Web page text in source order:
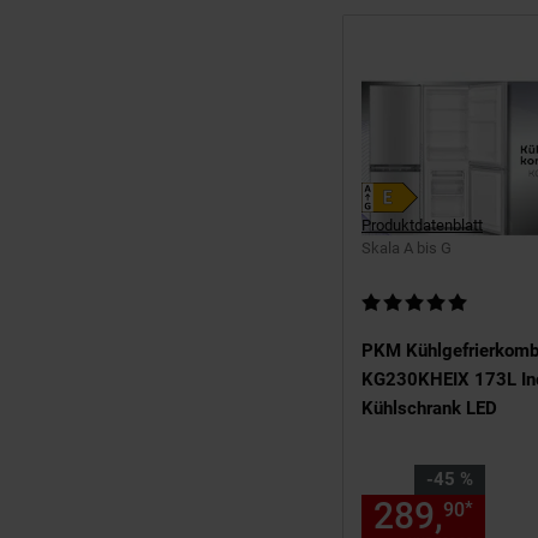
PKM
KG230KHEIX 173L
Kühlschrank LED
Kundenbewertung: 5
-45 %
Sie Sparen 45 Prozent,
289,90*
Produktdatenblatt
Skala A bis G